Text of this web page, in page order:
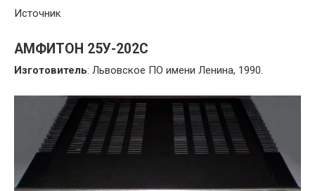
Источник
АМФИТОН 25У-202С
Изготовитель: Львовское ПО имени Ленина, 1990.